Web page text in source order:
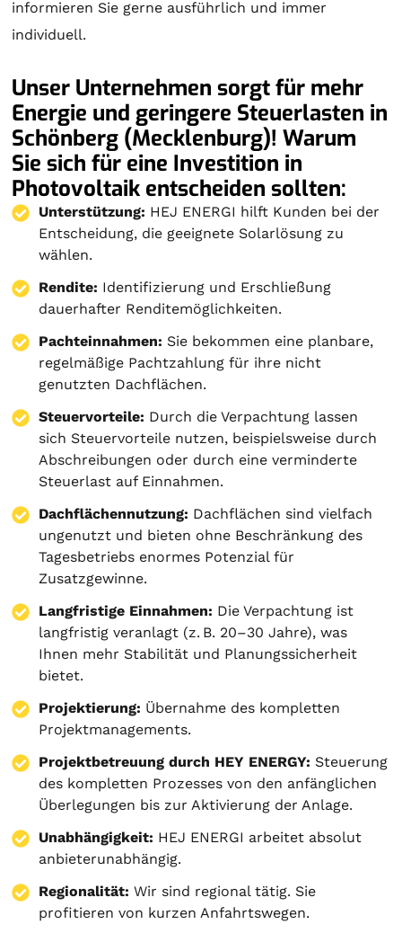
informieren Sie gerne ausführlich und immer
individuell.
Unser Unternehmen sorgt für mehr
Energie und geringere Steuerlasten in
Schönberg (Mecklenburg)! Warum
Sie sich für eine Investition in
Photovoltaik entscheiden sollten:
Unterstützung: HEJ ENERGI hilft Kunden bei der
Entscheidung, die geeignete Solarlösung zu
wählen.
Rendite: Identifizierung und Erschließung
dauerhafter Renditemöglichkeiten.
Pachteinnahmen: Sie bekommen eine planbare,
regelmäßige Pachtzahlung für ihre nicht
genutzten Dachflächen.
Steuervorteile: Durch die Verpachtung lassen
sich Steuervorteile nutzen, beispielsweise durch
Abschreibungen oder durch eine verminderte
Steuerlast auf Einnahmen.
Dachflächennutzung: Dachflächen sind vielfach
ungenutzt und bieten ohne Beschränkung des
Tagesbetriebs enormes Potenzial für
Zusatzgewinne.
Langfristige Einnahmen: Die Verpachtung ist
langfristig veranlagt (z. B. 20–30 Jahre), was
Ihnen mehr Stabilität und Planungssicherheit
bietet.
Projektierung: Übernahme des kompletten
Projektmanagements.
Projektbetreuung durch HEY ENERGY: Steuerung
des kompletten Prozesses von den anfänglichen
Überlegungen bis zur Aktivierung der Anlage.
Unabhängigkeit: HEJ ENERGI arbeitet absolut
anbieterunabhängig.
Regionalität: Wir sind regional tätig. Sie
profitieren von kurzen Anfahrtswegen.